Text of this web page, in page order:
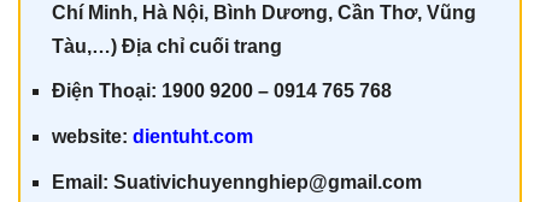
Chí Minh, Hà Nội, Bình Dương, Cần Thơ, Vũng
Tàu,…) Địa chỉ cuối trang
Điện Thoại: 1900 9200 – 0914 765 768
website: dientuht.com
Email: Suativichuyennghiep@gmail.com